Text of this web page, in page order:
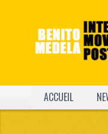
ACCUEIL